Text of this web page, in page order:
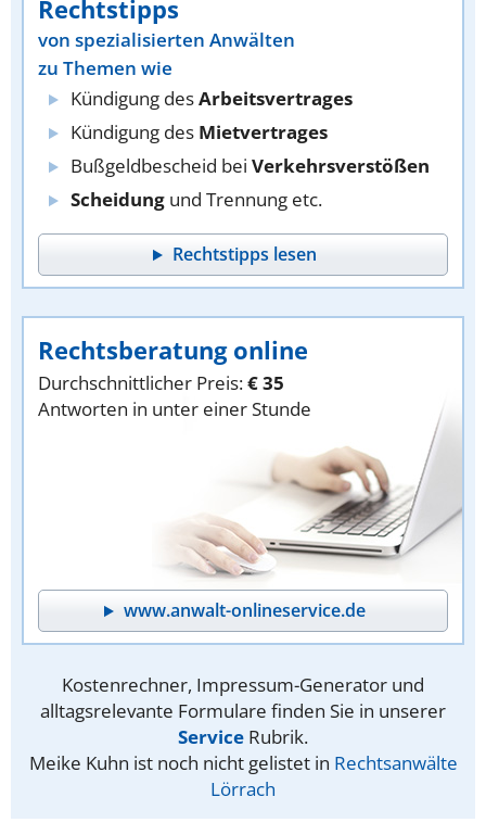
Rechtstipps
von spezialisierten Anwälten
zu Themen wie
Kündigung desArbeitsvertrages
Kündigung des Mietvertrages
Bußgeldbescheid bei Verkehrsverstößen
Scheidung und Trennung etc.
Rechtstipps lesen
Rechtsberatung online
Durchschnittlicher Preis:€ 35
Antworten in unter einer Stunde
www.anwalt-onlineservice.de
Kostenrechner, Impressum-Generator und
alltagsrelevante Formulare finden Sie in unserer
Service Rubrik.
Meike Kuhn ist noch nicht gelistet in Rechtsanwälte
Lörrach